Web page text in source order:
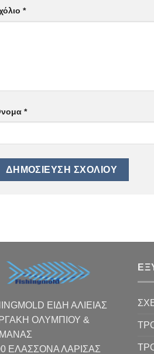
*
*
ΕΙΔΗ ΑΛΙΕΙΑΣ
ΟΛΥΜΠΙΟΥ &
ΕΛΑΣΣΟΝΑ ΛΑΡΙΣΑΣ